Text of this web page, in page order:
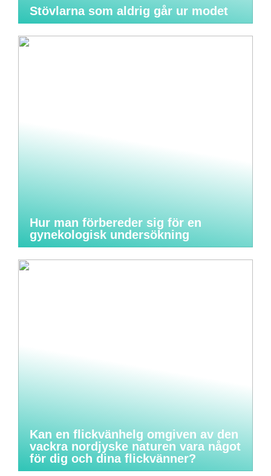
Stövlarna som aldrig går ur modet
Hur man förbereder sig för en
gynekologisk undersökning
Kan en flickvänhelg omgiven av den
vackra nordjyske naturen vara något
för dig och dina flickvänner?